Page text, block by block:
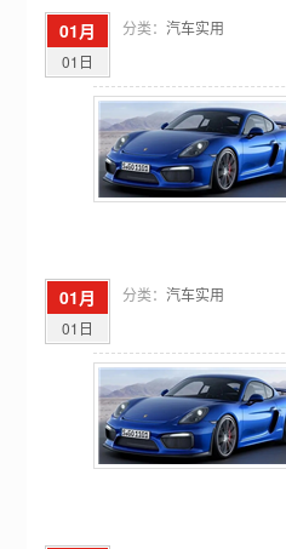
01月
01日
分类： 汽车实用
01月
01日
分类： 汽车实用